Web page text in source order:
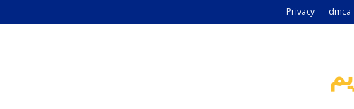
dmca
Privacy